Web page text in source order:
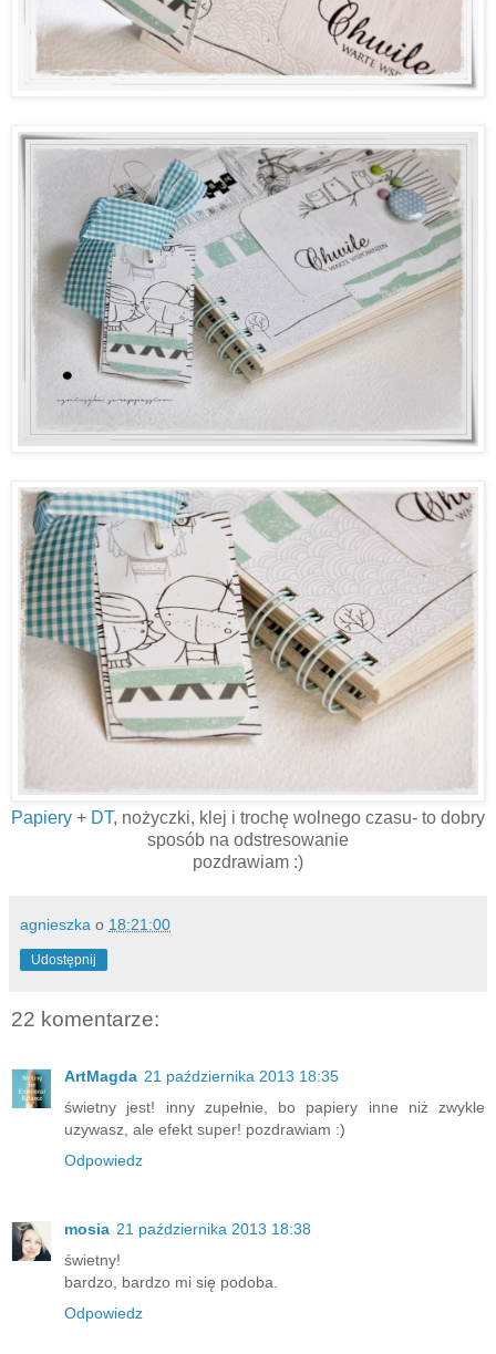
Papiery + DT, nożyczki, klej i trochę wolnego czasu- to dobry
sposób na odstresowanie
pozdrawiam :)
agnieszka o 18:21:00
Udostępnij
22 komentarze:
ArtMagda 21 października 2013 18:35
świetny jest! inny zupełnie, bo papiery inne niż zwykle
uzywasz, ale efekt super! pozdrawiam :)
Odpowiedz
mosia 21 października 2013 18:38
świetny!
bardzo, bardzo mi się podoba.
Odpowiedz